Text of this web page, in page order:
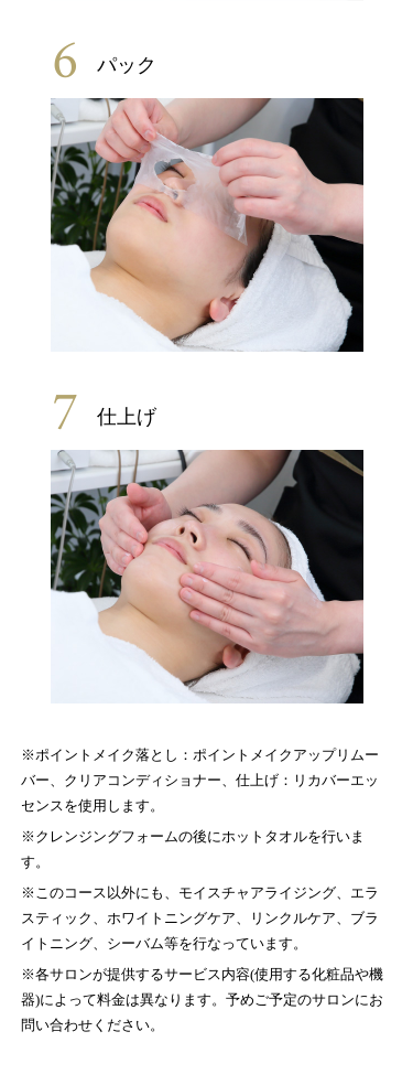
6 パック
7 仕上げ
※ポイントメイク落とし：ポイントメイクアップリムー
バー、クリアコンディショナー、仕上げ：リカバーエッ
センスを使用します。
※クレンジングフォームの後にホットタオルを行いま
す。
※このコース以外にも、モイスチャアライジング、エラ
スティック、ホワイトニングケア、リンクルケア、ブラ
イトニング、シーバム等を行なっています。
※各サロンが提供するサービス内容(使用する化粧品や機
器)によって料金は異なります。予めご予定のサロンにお
問い合わせください。